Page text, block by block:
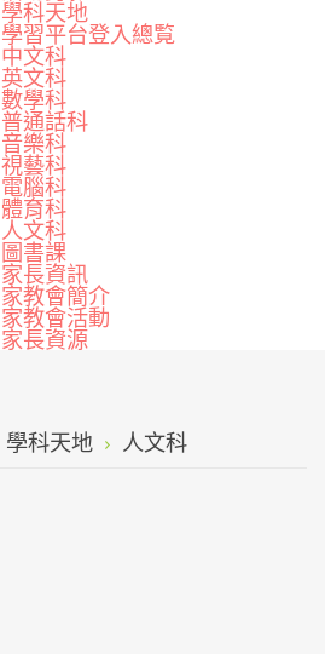
學科天地
學習平台登入總覧
中文科
英文科
數學科
普通話科
音樂科
視藝科
電腦科
體育科
人文科
圖書課
家長資訊
家教會簡介
家教會活動
家長資源
學科天地 人文科